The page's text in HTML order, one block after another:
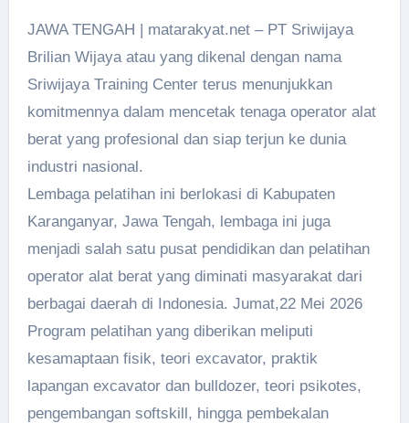
JAWA TENGAH | matarakyat.net – PT Sriwijaya
Brilian Wijaya atau yang dikenal dengan nama
Sriwijaya Training Center terus menunjukkan
komitmennya dalam mencetak tenaga operator alat
berat yang profesional dan siap terjun ke dunia
industri nasional.
Lembaga pelatihan ini berlokasi di Kabupaten
Karanganyar, Jawa Tengah, lembaga ini juga
menjadi salah satu pusat pendidikan dan pelatihan
operator alat berat yang diminati masyarakat dari
berbagai daerah di Indonesia. Jumat,22 Mei 2026
Program pelatihan yang diberikan meliputi
kesamaptaan fisik, teori excavator, praktik
lapangan excavator dan bulldozer, teori psikotes,
pengembangan softskill, hingga pembekalan